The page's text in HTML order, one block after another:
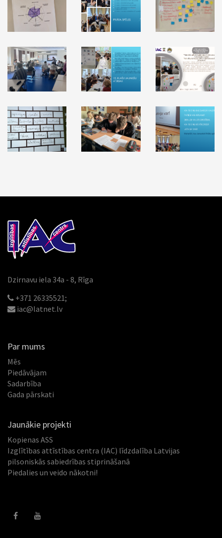
Dzirnavu iela 34a - 8, Rīga
+371 26335521;
iac@latnet.lv
Par mums
Mēs
Piedāvājam
Sadarbība
Gada pārskati
Jaunākie projekti
Kopienas ASS
Izglītības attīstības centra (IAC) līdzdalība Latvijas
pilsoniskās sabiedrības stiprināšanā
Piedalies un veido nākotni!